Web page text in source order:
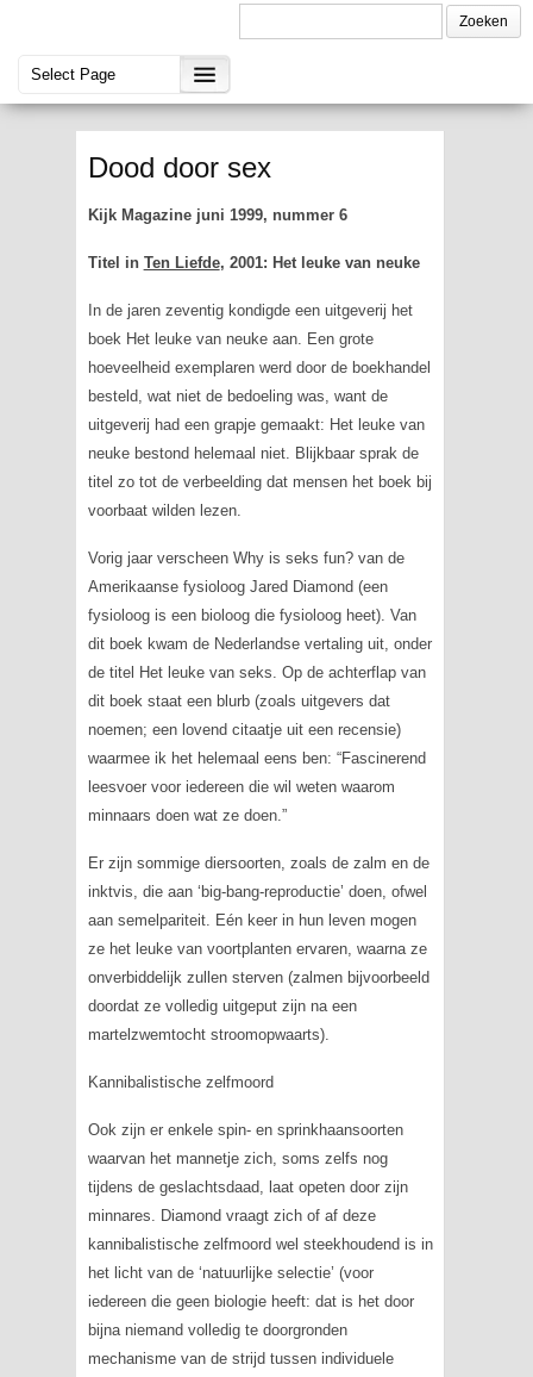
Dood door sex
Kijk Magazine juni 1999, nummer 6
Titel in Ten Liefde, 2001: Het leuke van neuke
In de jaren zeventig kondigde een uitgeverij het
boek Het leuke van neukeaan. Een grote
hoeveelheid exemplaren werd door de boekhandel
besteld, wat niet de bedoeling was, want de
uitgeverij had een grapje gemaakt: Het leuke van
neukebestond helemaal niet. Blijkbaar sprak de
titel zo tot de verbeelding dat mensen het boek bij
voorbaat wilden lezen.
Vorig jaar verscheen Why is seks fun?van de
Amerikaanse fysioloog Jared Diamond (een
fysioloog is een bioloog die fysioloog heet). Van
dit boek kwam de Nederlandse vertaling uit, onder
de titel Het leuke van seks. Op de achterflap van
dit boek staat een blurb (zoals uitgevers dat
noemen; een lovend citaatje uit een recensie)
waarmee ik het helemaal eens ben: “Fascinerend
leesvoer voor iedereen die wil weten waarom
minnaars doen wat ze doen.”
Er zijn sommige diersoorten, zoals de zalm en de
inktvis, die aan ‘big-bang-reproductie’ doen, ofwel
aan semelpariteit. Eén keer in hun leven mogen
ze het leuke van voortplanten ervaren, waarna ze
onverbiddelijk zullen sterven (zalmen bijvoorbeeld
doordat ze volledig uitgeput zijn na een
martelzwemtocht stroomopwaarts).
Kannibalistische zelfmoord
Ook zijn er enkele spin- en sprinkhaansoorten
waarvan het mannetje zich, soms zelfs nog
tijdens de geslachtsdaad, laat opeten door zijn
minnares. Diamond vraagt zich of af deze
kannibalistische zelfmoord wel steekhoudend is in
het licht van de ‘natuurlijke selectie’ (voor
iedereen die geen biologie heeft: dat is het door
bijna niemand volledig te doorgronden
mechanisme van de strijd tussen individuele